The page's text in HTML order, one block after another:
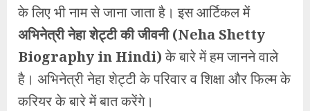
के लिए भी नाम से जाना जाता है। इस आर्टिकल में
अभिनेत्री नेहा शेट्टी की जीवनी (Neha Shetty
Biography in Hindi)के बारे में हम जानने वाले
है। अभिनेत्री नेहा शेट्टी के परिवार व शिक्षा और फिल्म के
करियर के बारे में बात करेंगे।